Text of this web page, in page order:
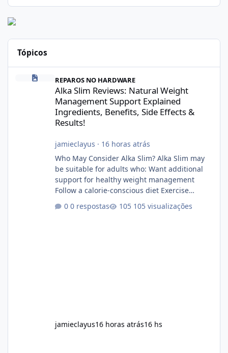
Tópicos
REPAROS NO HARDWARE
Alka Slim Reviews: Natural Weight
Management Support Explained
Ingredients, Benefits, Side Effects &
Results!
jamieclayus · 16 horas atrás
Who May Consider Alka Slim? Alka Slim may
be suitable for adults who: Want additional
support for healthy weight management
Follow a calorie-conscious diet Exercise
plant-based ingredients Want to complement
0 respostas 105 visualizações
jamieclayus16 horas atrás16 hs